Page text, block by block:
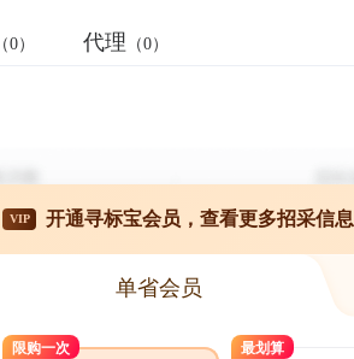
（0） 代理 （0）
VIP 开通寻标宝会员，查看更多招采信息
单省会员
限购一次 最划算